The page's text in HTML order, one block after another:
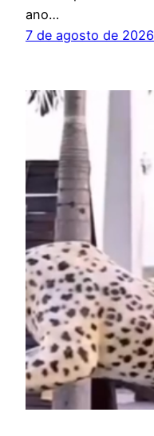
ano…
7 de agosto de 2026